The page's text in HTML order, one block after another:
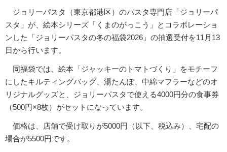
ジョリーパスタ（東京都港区）のパスタ専門店「ジョリーパ
スタ」が、絵本シリーズ「くまのがっこう」とコラボレーショ
ンした「ジョリーパスタの冬の福袋2026」の抽選受付を11月13
日から行います。
同福袋では、絵本「ジャッキーのトマトづくり」をモチーフ
にしたキルティングバッグ、湯たんぽ、中綿マフラーなどのオ
リジナルグッズと、ジョリーパスタで使える4000円分の食事券
（500円×8枚）がセットになっています。
価格は、店舗で受け取りが5000円（以下、税込み）、宅配の
場合が5500円です。